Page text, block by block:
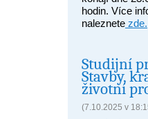
hodin. Více
naleznete zde.
Studijní
Stavby,
životní
(7.10.2025 v